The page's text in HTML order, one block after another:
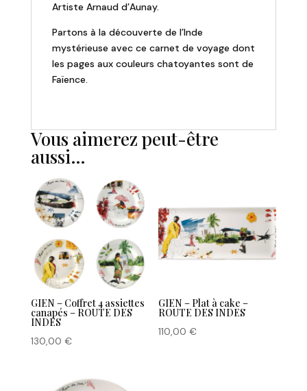
Artiste Arnaud d’Aunay.
Partons à la découverte de l’Inde
mystérieuse avec ce carnet de voyage dont
les pages aux couleurs chatoyantes sont de
Faïence.
Vous aimerez peut-être
aussi…
GIEN – Coffret 4 assiettes
canapés – ROUTE DES
INDES
130,00 €
GIEN – Plat à cake –
ROUTE DES INDES
110,00€